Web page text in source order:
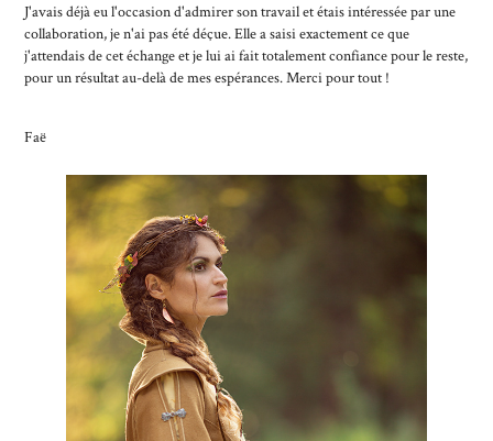
J'avais déjà eu l'occasion d'admirer son travail et étais intéressée par une
collaboration, je n'ai pas été déçue. Elle a saisi exactement ce que
j'attendais de cet échange et je lui ai fait totalement confiance pour le reste,
pour un résultat au-delà de mes espérances. Merci pour tout !
Faë